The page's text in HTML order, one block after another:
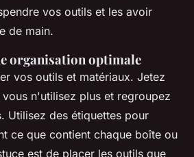
vos outils et les avoir
de main.
organisation optimale
vos outils et matériaux. Jetez
n'utilisez plus et regroupez
Utilisez des étiquettes pour
ce que contient chaque boîte ou
est de placer les outils que